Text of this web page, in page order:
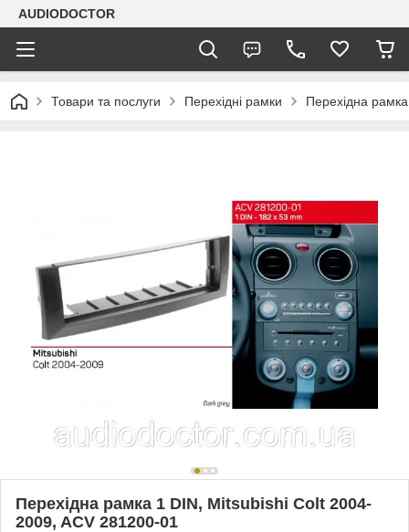
AUDIODOCTOR
Товари та послуги Перехідні рамки Перехідна
Перехідна рамка 1 DIN, Mitsubishi Colt 2004-
2009, ACV 281200-01